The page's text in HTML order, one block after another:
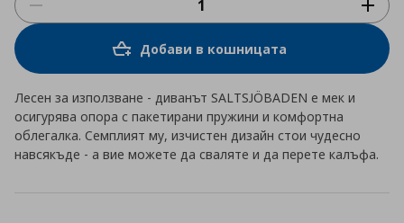
Добави в кошницата
Лесен за използване - диванът SALTSJÖBADEN е мек и
осигурява опора с пакетирани пружини и комфортна
облегалка. Семплият му, изчистен дизайн стои чудесно
навсякъде - а вие можете да сваляте и да перете калъфа.